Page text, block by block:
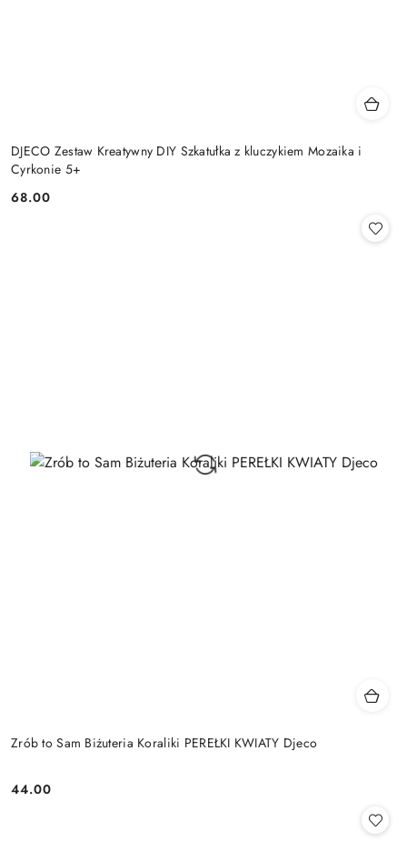
DJECO Zestaw Kreatywny DIY Szkatułka z kluczykiem Mozaika i
Cyrkonie 5+
Cena:
68.00
Zrób to Sam Biżuteria Koraliki PEREŁKI KWIATY Djeco
Cena:
44.00